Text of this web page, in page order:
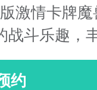
激情卡牌
战斗乐趣，
约